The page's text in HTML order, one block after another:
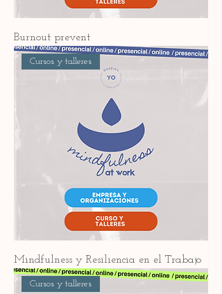
Burnout prevent
Cursos y talleres
Mindfulness y Resiliencia en el Trabajo
Cursos y talleres